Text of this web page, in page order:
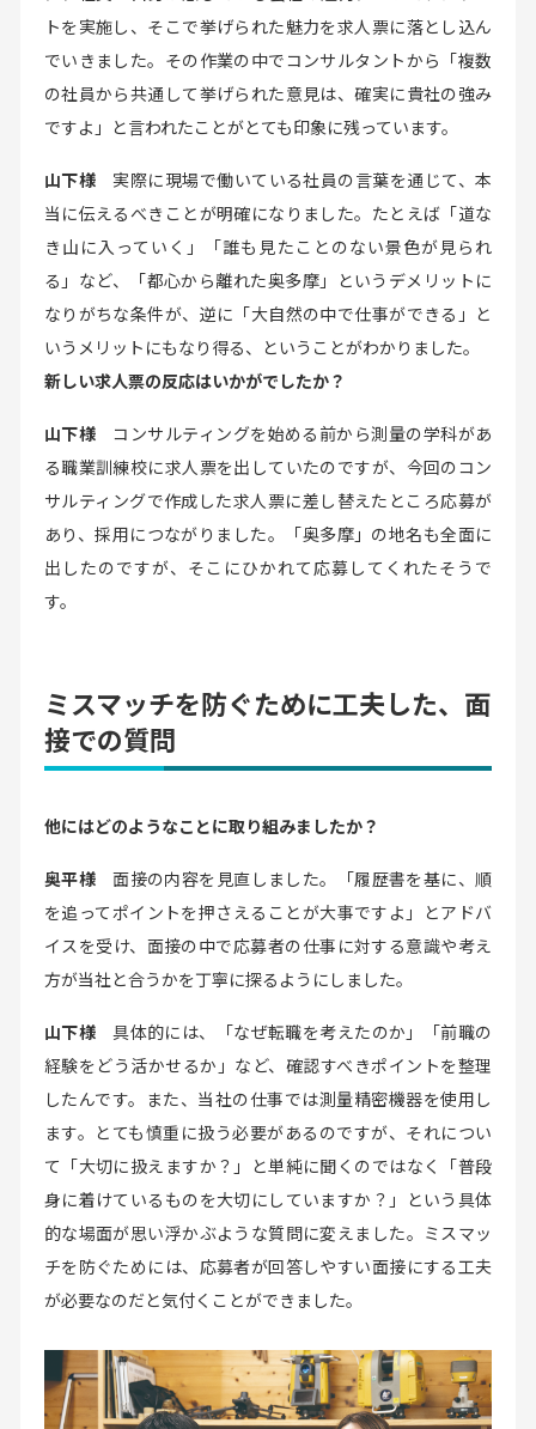
トを実施し、そこで挙げられた魅力を求人票に落とし込ん
でいきました。その作業の中でコンサルタントから「複数
の社員から共通して挙げられた意見は、確実に貴社の強み
ですよ」と言われたことがとても印象に残っています。
山下様
実際に現場で働いている社員の言葉を通じて、本
当に伝えるべきことが明確になりました。たとえば「道な
き山に入っていく」「誰も見たことのない景色が見られ
る」など、「都心から離れた奥多摩」というデメリットに
なりがちな条件が、逆に「大自然の中で仕事ができる」と
いうメリットにもなり得る、ということがわかりました。
新しい求人票の反応はいかがでしたか？
山下様
コンサルティングを始める前から測量の学科があ
る職業訓練校に求人票を出していたのですが、今回のコン
サルティングで作成した求人票に差し替えたところ応募が
あり、採用につながりました。「奥多摩」の地名も全面に
出したのですが、そこにひかれて応募してくれたそうで
す。
ミスマッチを防ぐために工夫した、面
接での質問
他にはどのようなことに取り組みましたか？
奥平様
面接の内容を見直しました。「履歴書を基に、順
を追ってポイントを押さえることが大事ですよ」とアドバ
イスを受け、面接の中で応募者の仕事に対する意識や考え
方が当社と合うかを丁寧に探るようにしました。
山下様
具体的には、「なぜ転職を考えたのか」「前職の
経験をどう活かせるか」など、確認すべきポイントを整理
したんです。また、当社の仕事では測量精密機器を使用し
ます。とても慎重に扱う必要があるのですが、それについ
て「大切に扱えますか？」と単純に聞くのではなく「普段
身に着けているものを大切にしていますか？」という具体
的な場面が思い浮かぶような質問に変えました。ミスマッ
チを防ぐためには、応募者が回答しやすい面接にする工夫
が必要なのだと気付くことができました。